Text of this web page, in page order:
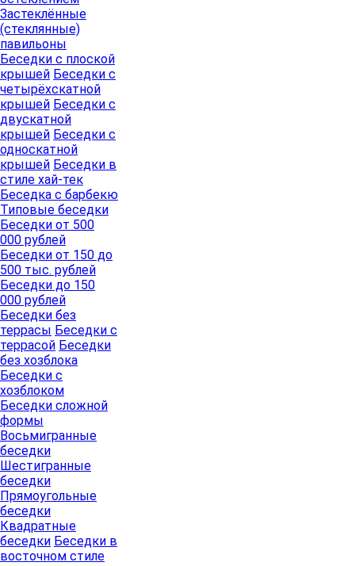
Застеклённые
(стеклянные)
павильоны
Беседки с плоской
крышей Беседки с
четырёхскатной
крышей Беседки с
двускатной
крышей Беседки с
односкатной
крышей Беседки в
стиле хай-тек
Беседка с барбекю
Типовые беседки
Беседки от 500
000 рублей
Беседки от 150 до
500 тыс. рублей
Беседки до 150
000 рублей
Беседки без
террасы Беседки с
террасой Беседки
без хозблока
Беседки с
хозблоком
Беседки сложной
формы
Восьмигранные
беседки
Шестигранные
беседки
Прямоугольные
беседки
Квадратные
беседки Беседки в
восточном стиле